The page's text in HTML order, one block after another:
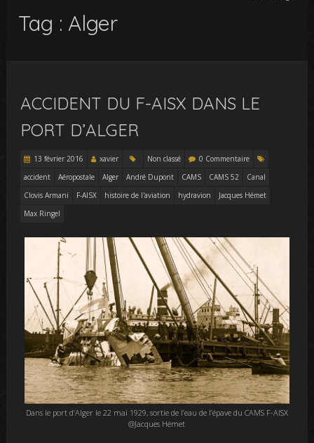
Tag : Alger
ACCIDENT DU F-AISX DANS LE
PORT D’ALGER
13 février 2016 xavier Non classé
0 Commentaire
accident
Aéropostale Alger André Dupont CAMS CAMS 52
Canal
Clovis Armani
F-AISX histoire de l'aviation hydravion
Jacques Hémet
Max Ringel
Dans le port d’Alger le 22 mai 1929, sortie de l’eau de l’épave du CAMS F-AISX
@Jacques Hémet